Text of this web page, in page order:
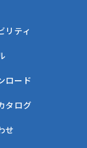
リティ
ロード
タログ
せ